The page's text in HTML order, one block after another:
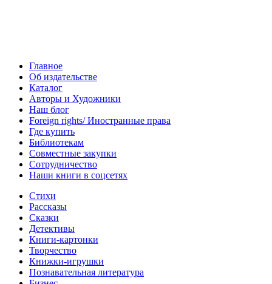
Главное
Об издательстве
Каталог
Авторы и Художники
Наш блог
Foreign rights/ Иностранные права
Где купить
Библиотекам
Совместные закупки
Сотрудничество
Наши книги в соцсетях
Стихи
Рассказы
Сказки
Детективы
Книги-картонки
Творчество
Книжки-игрушки
Познавательная литература